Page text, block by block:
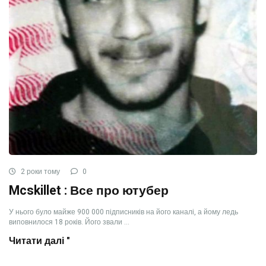
2 роки тому 0
Mcskillet : Все про ютубер
У нього було майже 900 000 підписників на його каналі, а йому ледь
виповнилося 18 років. Його звали ...
Читати далі "